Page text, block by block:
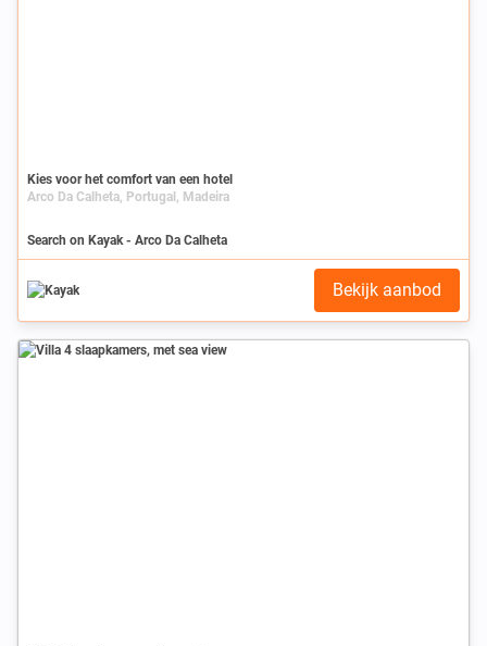
Kies voor het comfort van een hotel
Arco Da Calheta, Portugal, Madeira
Search on Kayak - Arco Da Calheta
Bekijk aanbod